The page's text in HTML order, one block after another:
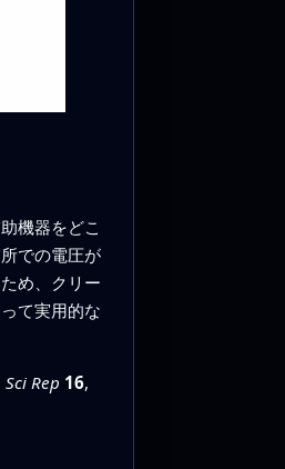
機器をどこ
での電圧が
め、クリー
て実用的な
Sci Rep 16,